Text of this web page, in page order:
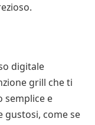
digitale
grill che ti
semplice e
gustosi, come se